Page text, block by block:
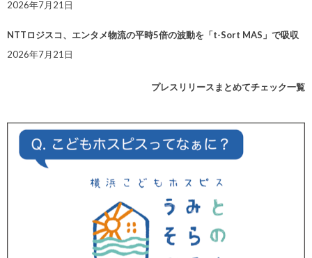
2026年7月21日
NTTロジスコ、エンタメ物流の平時5倍の波動を「t-Sort MAS」で吸収
2026年7月21日
プレスリリースまとめてチェック一覧